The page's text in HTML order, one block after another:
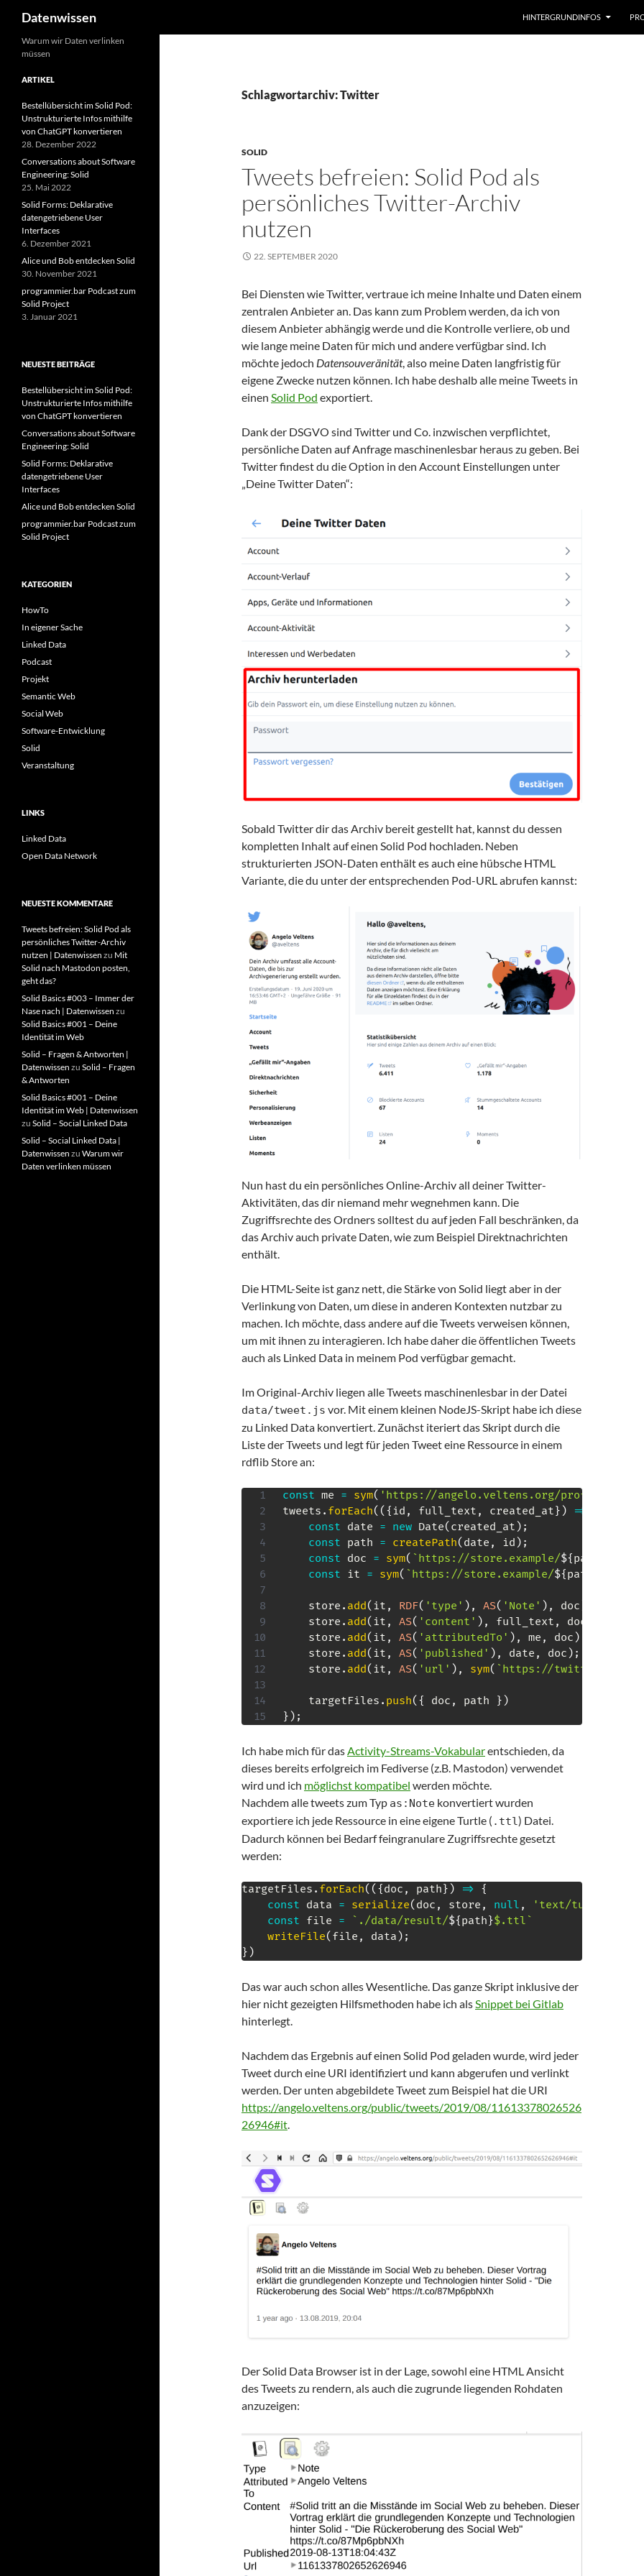
Zum
Inhalt
springen
Datenwissen HINTERGRUNDINFOS
Schlagwortarchiv: Twitter
SOLID
Tweets befreien: Solid Pod als
persönliches Twitter-Archiv
nutzen
22. SEPTEMBER 2020
Bei Diensten wie Twitter, vertraue ich meine Inhalte und Daten einem
zentralen Anbieter an. Das kann zum Problem werden, da ich von
diesem Anbieter abhängig werde und die Kontrolle verliere, ob und
wie lange meine Daten für mich und andere verfügbar sind. Ich
möchte jedoch Datensouveränität, also meine Daten langfristig für
eigene Zwecke nutzen können. Ich habe deshalb alle meine Tweets in
einen Solid Pod exportiert.
Dank der DSGVO sind Twitter und Co. inzwischen verpflichtet,
persönliche Daten auf Anfrage maschinenlesbar heraus zu geben. Bei
Twitter findest du die Option in den Account Einstellungen unter
„Deine Twitter Daten“:
Sobald Twitter dir das Archiv bereit gestellt hat, kannst du dessen
kompletten Inhalt auf einen Solid Pod hochladen. Neben
strukturierten JSON-Daten enthält es auch eine hübsche HTML
Variante, die du unter der entsprechenden Pod-URL abrufen kannst:
Nun hast du ein persönliches Online-Archiv all deiner Twitter-
Aktivitäten, das dir niemand mehr wegnehmen kann. Die
Zugriffsrechte des Ordners solltest du auf jeden Fall beschränken, da
das Archiv auch private Daten, wie zum Beispiel Direktnachrichten
enthält.
Die HTML-Seite ist ganz nett, die Stärke von Solid liegt aber in der
Verlinkung von Daten, um diese in anderen Kontexten nutzbar zu
machen. Ich möchte, dass andere auf die Tweets verweisen können,
um mit ihnen zu interagieren. Ich habe daher die öffentlichen Tweets
auch als Linked Data in meinem Pod verfügbar gemacht.
Im Original-Archiv liegen alle Tweets maschinenlesbar in der Datei
data/tweet.js vor. Mit einem kleinen NodeJS-Skript habe ich diese
zu Linked Data konvertiert. Zunächst iteriert das Skript durch die
Liste der Tweets und legt für jeden Tweet eine Ressource in einem
rdflib Store an:
const me = sym( 'https://angelo.veltens.org/profile/
tweets . forEach( ( {id , full_text , created_at } ) =>
const date = new Date( created_at ) ;
const path = createPath( date , id ) ;
const doc = sym( ` https://store.example/${path
const it = sym( ` https://store.example/${path
    store
. add( it , RDF( 'type' ) , AS( 'Note' ) , doc
    store
. add( it , AS( 'content' ) , full_text , doc
    store
. add( it , AS( 'attributedTo' ) , me , doc )
    store
. add( it , AS( 'published' ) , date , doc ) ;
    store
. add( it , AS( 'url' ) , sym( ` https://twitter.com/i/
    targetFiles
. push( { doc , path } )
} ) ;
Ich habe mich für dasActivity-Streams-Vokabularentschieden, da
dieses bereits erfolgreich im Fediverse (z.B. Mastodon) verwendet
wird und ich möglichst kompatibel werden möchte.
Nachdem alle tweets zum Typ as:Note konvertiert wurden
exportiere ich jede Ressource in eine eigene Turtle ( .ttl) Datei.
Dadurch können bei Bedarf feingranulare Zugriffsrechte gesetzt
werden:
targetFiles . forEach( ( {doc , path } ) =>
{
const data = serialize( doc , store , null , 'text/turtle'
const file = ` ./data/result/${path }$.ttl `
writeFile( file , data ) ;
} )
Das war auch schon alles Wesentliche. Das ganze Skript inklusive der
hier nicht gezeigten Hilfsmethoden habe ich alsSnippet bei Gitlab
hinterlegt.
Nachdem das Ergebnis auf einen Solid Pod geladen wurde, wird jeder
Tweet durch eine URI identifiziert und kann abgerufen und verlinkt
werden. Der unten abgebildete Tweet zum Beispiel hat die URI
https://angelo.veltens.org/public/tweets/2019/08/11613378026526
26946#it.
Der Solid Data Browser ist in der Lage, sowohl eine HTML Ansicht
des Tweets zu rendern, als auch die zugrunde liegenden Rohdaten
anzuzeigen:
Warum wir Daten verlinken
müssen
ARTIKEL
Bestellübersicht im Solid Pod:
Unstrukturierte Infos mithilfe
von ChatGPT konvertieren
28. Dezember 2022
Conversations about Software
Engineering: Solid
25. Mai 2022
Solid Forms: Deklarative
datengetriebene User
Interfaces
6. Dezember 2021
Alice und Bob entdecken Solid
30. November 2021
programmier.bar Podcast zum
Solid Project
3. Januar 2021
NEUESTE BEITRÄGE
Bestellübersicht im Solid Pod:
Unstrukturierte Infos mithilfe
von ChatGPT konvertieren
Conversations about Software
Engineering: Solid
Solid Forms: Deklarative
datengetriebene User
Interfaces
Alice und Bob entdecken Solid
programmier.bar Podcast zum
Solid Project
KATEGORIEN
HowTo
In eigener Sache
Linked Data
Podcast
Projekt
Semantic Web
Social Web
Software-Entwicklung
Solid
Veranstaltung
LINKS
Linked Data
Open Data Network
NEUESTE KOMMENTARE
Tweets befreien: Solid Pod als
persönliches Twitter-Archiv
nutzen | Datenwissen zu Mit
Solid nach Mastodon posten,
geht das?
Solid Basics #003 – Immer der
Nase nach | Datenwissen zu
Solid Basics #001 – Deine
Identität im Web
Solid – Fragen & Antworten |
Datenwissen zu Solid – Fragen
& Antworten
Solid Basics #001 – Deine
Identität im Web | Datenwissen
zu Solid – Social Linked Data
Solid – Social Linked Data |
Datenwissen zu Warum wir
Daten verlinken müssen